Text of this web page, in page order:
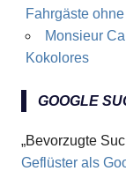
Fahrgäste
Monsieur
Kokolores
GOOGLE
„Bevorzugte
Geflüster als